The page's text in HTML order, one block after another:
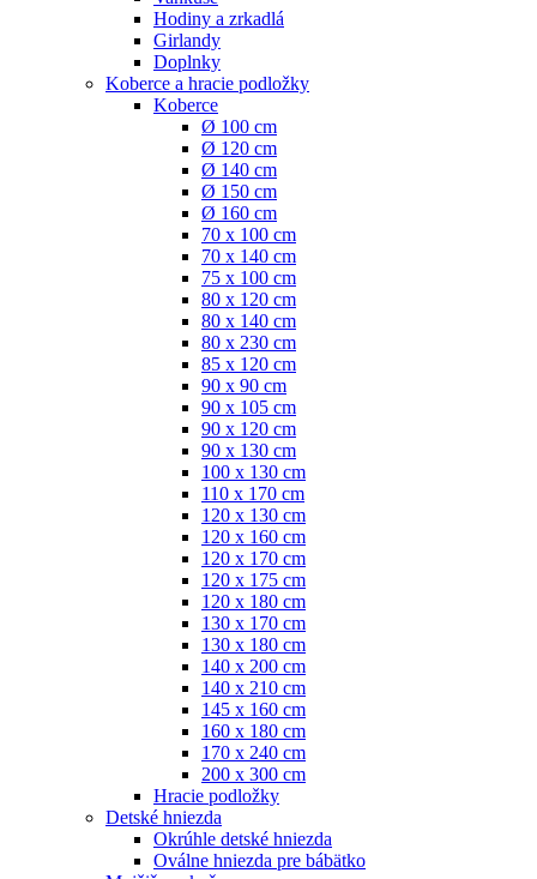
Hodiny a zrkadlá
Girlandy
Doplnky
Koberce a hracie podložky
Koberce
Ø 100 cm
Ø 120 cm
Ø 140 cm
Ø 150 cm
Ø 160 cm
70 x 100 cm
70 x 140 cm
75 x 100 cm
80 x 120 cm
80 x 140 cm
80 x 230 cm
85 x 120 cm
90 x 90 cm
90 x 105 cm
90 x 120 cm
90 x 130 cm
100 x 130 cm
110 x 170 cm
120 x 130 cm
120 x 160 cm
120 x 170 cm
120 x 175 cm
120 x 180 cm
130 x 170 cm
130 x 180 cm
140 x 200 cm
140 x 210 cm
145 x 160 cm
160 x 180 cm
170 x 240 cm
200 x 300 cm
Hracie podložky
Detské hniezda
Okrúhle detské hniezda
Oválne hniezda pre bábätko